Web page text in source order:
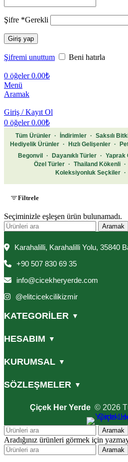
Şifre *Gerekli
Giriş yap
Şifremi unuttum Beni hatırla
0 öğeler 0.00₺
Menü
Aramak
Giriş / Kayıt Ol
0 öğeler 0.00₺
Tüm Ürünler · İndirimler · Saksılı
Hediyelik Ürünler
· Hızlı Gelişenler ·
Begonvil
· Dayanıklı Türler · Yaprak
Özel Türler
· Thailand Kökenli ·
Koleksiyonluk Seçkiler ·
Filtrele
Seçiminizle eşleşen ürün bulunamadı.
Aramak
Karahalilli, Karahalilli Yolu, 35840
+90 507 830 69 35
info@cicekheryerde.com
@elitcicekcilikizmir
KATEGORİLER ▼
HESABIM ▼
KURUMSAL ▼
SÖZLEŞMELER ▼
Çiçek Her Yerde © 2026
Aramak
Aradığınız ürünleri görmek için
Aramak